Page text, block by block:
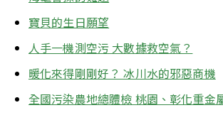
寶貝的生日願望
人手一機測空污 大數據救空氣？
暖化來得剛剛好？ 冰川水的邪惡商機
全國污染農地總體檢 桃園、彰化重金